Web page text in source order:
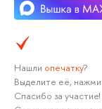
Нашли опечатку?
Выделите её,
Спасибо за участие!